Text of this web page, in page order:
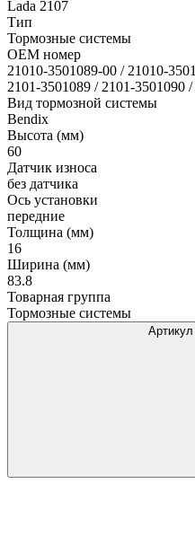
Lada 2107
Тип
Тормозные системы
OEM номер
21010-3501089-00 / 21010-
2101-3501089 / 2101-3501090
Вид тормозной системы
Bendix
Высота (мм)
60
Датчик износа
без датчика
Ось установки
передние
Толщина (мм)
16
Ширина (мм)
83.8
Товарная группа
Тормозные системы